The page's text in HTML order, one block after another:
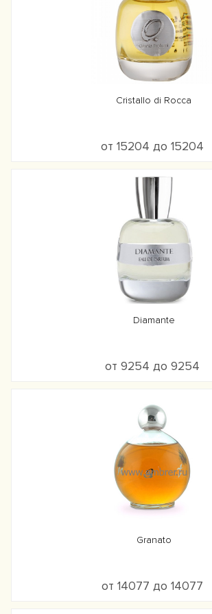
Cristallo di Rocca
от 15204 до 15204
Diamante
от 9254 до 9254
Granato
от 14077 до 14077